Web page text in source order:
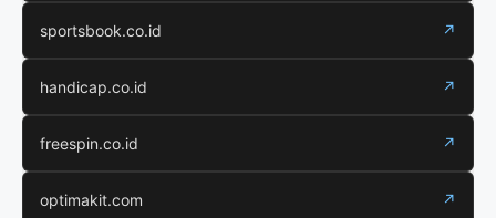
sportsbook.co.id ↗
handicap.co.id ↗
freespin.co.id ↗
optimakit.com ↗